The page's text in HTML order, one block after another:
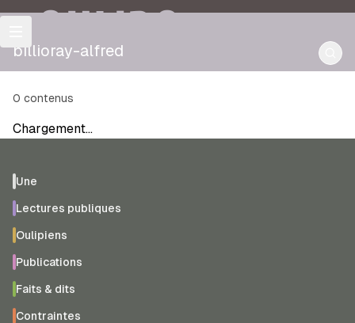
OULIPO
billioray-alfred
0 contenus
Chargement…
Une
Lectures publiques
Oulipiens
Publications
Faits & dits
Contraintes